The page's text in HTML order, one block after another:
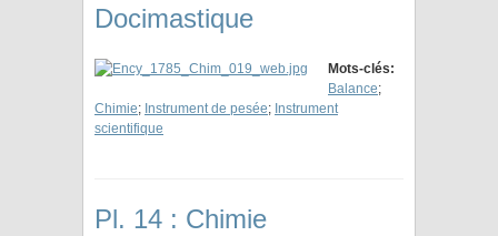
Docimastique
Mots-clés:
Balance;
Chimie; Instrument de pesée; Instrument
scientifique
Pl. 14 : Chimie